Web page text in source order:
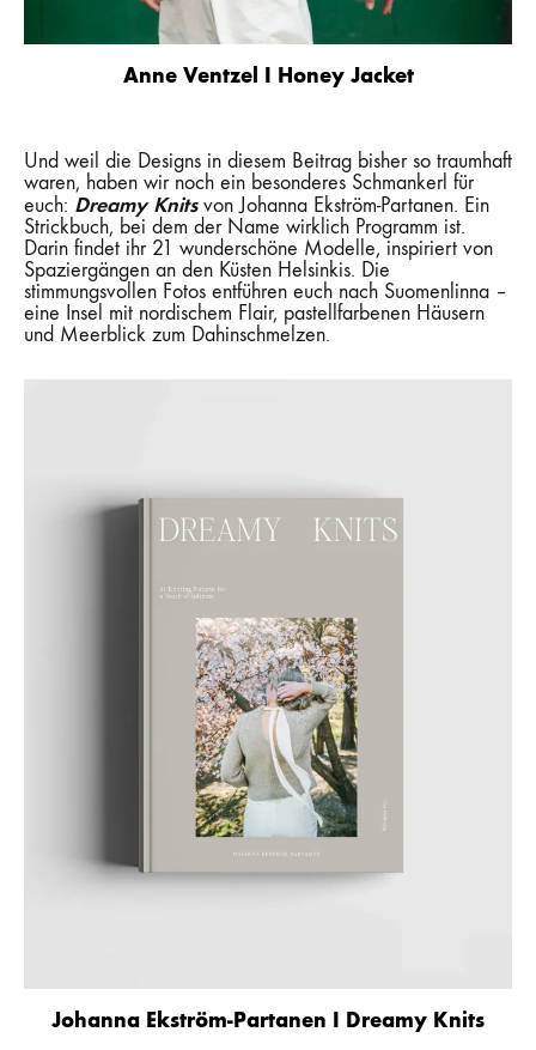
Anne Ventzel I Honey Jacket
Und weil die Designs in diesem Beitrag bisher so traumhaft
waren, haben wir noch ein besonderes Schmankerl für
euch: Dreamy Knitsvon Johanna Ekström-Partanen. Ein
Strickbuch, bei dem der Name wirklich Programm ist.
Darin findet ihr 21 wunderschöne Modelle, inspiriert von
Spaziergängen an den Küsten Helsinkis. Die
stimmungsvollen Fotos entführen euch nach Suomenlinna –
eine Insel mit nordischem Flair, pastellfarbenen Häusern
und Meerblick zum Dahinschmelzen.
Johanna Ekström-Partanen I Dreamy Knits